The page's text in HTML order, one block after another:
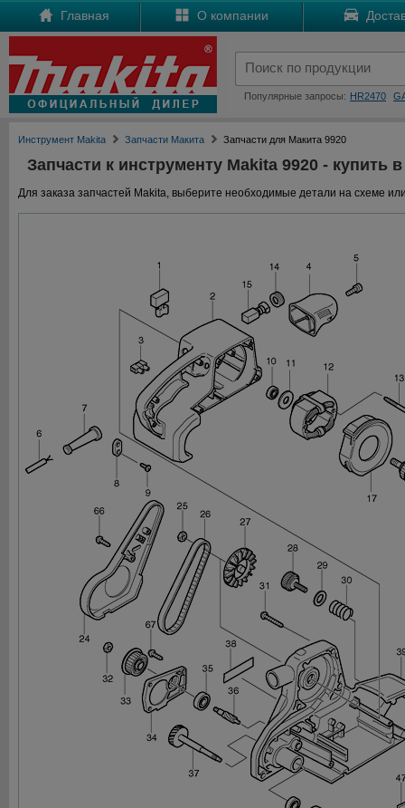
Главная О компании
Популярные запросы: HR2470
Инструмент Makita Запчасти Макита Запчасти для Макита 9920
Запчасти к инструменту Makita 9920 - купить
Для заказа запчастей Makita, выберите необходимые детали на схеме